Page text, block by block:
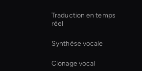
Traduction en temps
réel
Synthèse vocale
Clonage vocal